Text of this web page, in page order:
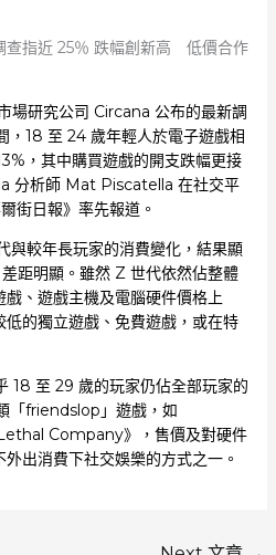
指近 25％ 跌幅創新高 低價合作
場研究公司 Circana 公布的最新調
，18 至 24 歲年輕人於電子遊戲相
，其中購買遊戲的開支跌幅更接
分析師 Mat Piscatella 在社交平
街日報》率先報道。
較年長玩家的消費變化，結果顯
距明顯。雖然 Z 世代依然佔整體
、遊戲主機及電腦硬件價格上
的獨立遊戲、免費遊戲，或在特
18 至 29 歲的玩家仍佔全部玩家的
「friendslop」遊戲，如
Company》，售價及對硬件
出消費下社交娛樂的方式之一。